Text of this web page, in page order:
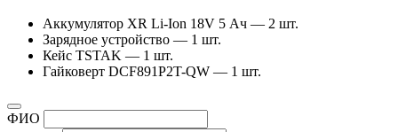
Аккумулятор XR Li-Ion 18V 5 Ач — 2 шт.
Зарядное устройство — 1 шт.
Кейс TSTAK — 1 шт.
Гайковерт DCF891P2T-QW — 1 шт.
ФИО